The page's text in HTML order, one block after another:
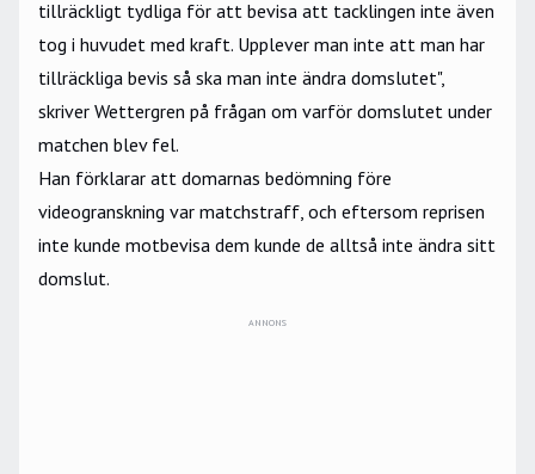
tillräckligt tydliga för att bevisa att tacklingen inte även
tog i huvudet med kraft. Upplever man inte att man har
tillräckliga bevis så ska man inte ändra domslutet",
skriver Wettergren på frågan om varför domslutet under
matchen blev fel.
Han förklarar att domarnas bedömning före
videogranskning var matchstraff, och eftersom reprisen
inte kunde motbevisa dem kunde de alltså inte ändra sitt
domslut.
ANNONS